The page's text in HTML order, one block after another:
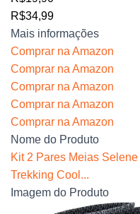
R$34,99
Mais informações
Comprar na Amazon
Comprar na Amazon
Comprar na Amazon
Comprar na Amazon
Comprar na Amazon
Nome do Produto
Kit 2 Pares Meias
Trekking Cool...
Imagem do Produto